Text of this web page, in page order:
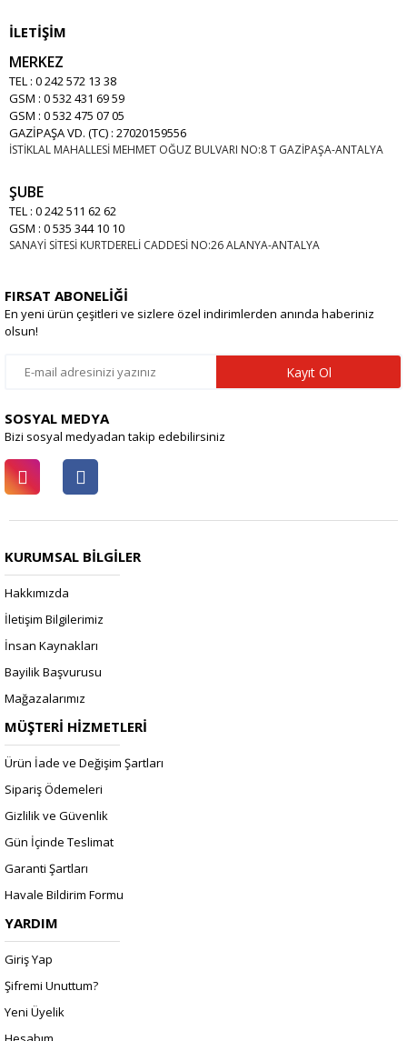
İLETİŞİM
MERKEZ
TEL : 0 242 572 13 38
GSM : 0 532 431 69 59
GSM : 0 532 475 07 05
GAZİPAŞA VD. (TC) : 27020159556
İSTİKLAL MAHALLESİ MEHMET OĞUZ BULVARI NO:8 T GAZİPAŞA-ANTALYA
ŞUBE
TEL : 0 242 511 62 62
GSM : 0 535 344 10 10
SANAYİ SİTESİ KURTDERELİ CADDESİ NO:26 ALANYA-ANTALYA
FIRSAT ABONELİĞİ
En yeni ürün çeşitleri ve sizlere özel indirimlerden anında haberiniz
olsun!
Kayıt Ol
SOSYAL MEDYA
Bizi sosyal medyadan takip edebilirsiniz
KURUMSAL BİLGİLER
Hakkımızda
İletişim Bilgilerimiz
İnsan Kaynakları
Bayilik Başvurusu
Mağazalarımız
MÜŞTERİ HİZMETLERİ
Ürün İade ve Değişim Şartları
Sipariş Ödemeleri
Gizlilik ve Güvenlik
Gün İçinde Teslimat
Garanti Şartları
Havale Bildirim Formu
YARDIM
Giriş Yap
Şifremi Unuttum?
Yeni Üyelik